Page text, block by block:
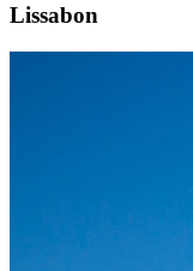
Lissabon